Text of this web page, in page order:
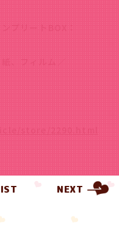
プリートBOX：
、フィルム／
store/2290.html
NEXT